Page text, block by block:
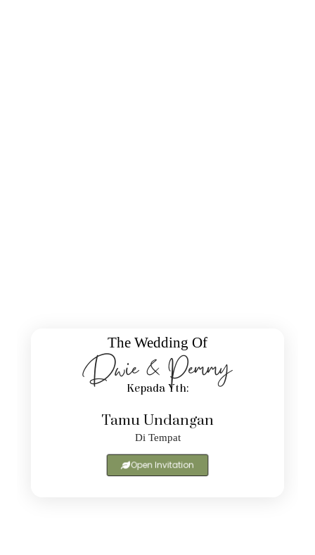
The Wedding Of
Dwie & Pemmy
Kepada Yth:
Tamu Undangan
Di Tempat
Open Invitation